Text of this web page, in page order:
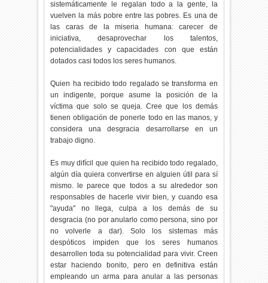
sistemáticamente le regalan todo a la gente, la
vuelven la más pobre entre las pobres. Es una de
las caras de la miseria humana: carecer de
iniciativa, desaprovechar los talentos,
potencialidades y capacidades con que están
dotados casi todos los seres humanos.
Quien ha recibido todo regalado se transforma en
un indigente, porque asume la posición de la
víctima que solo se queja. Cree que los demás
tienen obligación de ponerle todo en las manos, y
considera una desgracia desarrollarse en un
trabajo digno.
Es muy difícil que quien ha recibido todo regalado,
algún día quiera convertirse en alguien útil para sí
mismo. le parece que todos a su alrededor son
responsables de hacerle vivir bien, y cuando esa
"ayuda" no llega, culpa a los demás de su
desgracia (no por anularlo como persona, sino por
no volverle a dar). Solo los sistemas más
despóticos impiden que los seres humanos
desarrollen toda su potencialidad para vivir. Creen
estar haciendo bonito, pero en definitiva están
empleando un arma para anular a las personas